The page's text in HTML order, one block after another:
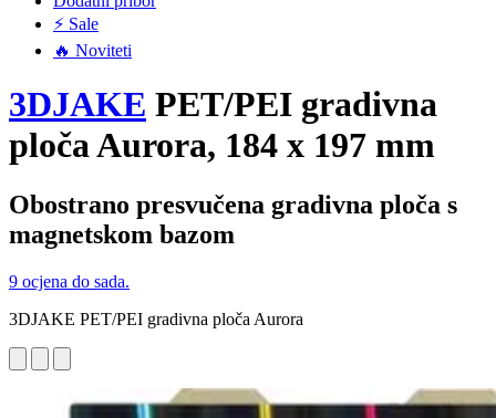
⚡ Sale
🔥 Noviteti
3DJAKE PET/PEI gradivna
ploča Aurora, 184 x 197 mm
Obostrano presvučena gradivna ploča s
magnetskom bazom
9 ocjena do sada.
3DJAKE PET/PEI gradivna ploča Aurora